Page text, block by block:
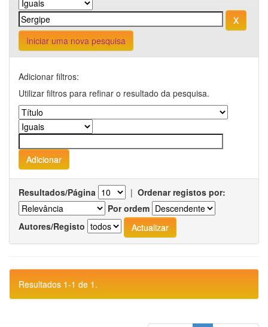
Iniciar uma nova pesquisa
Adicionar filtros:
Utilizar filtros para refinar o resultado da pesquisa.
Resultados/Página | Ordenar registos por:
Por ordem
Autores/Registo
Resultados 1-1 de 1.